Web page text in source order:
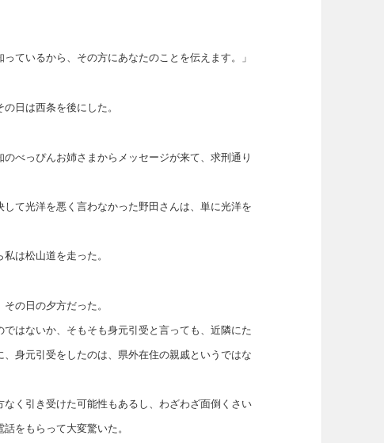
ているから、その方にあなたのことを伝えます。」
日は西条を後にした。
べっぴんお姉さまからメッセージが来て、求刑通り
て光洋を悪く言わなかった野田さんは、単に光洋を
は松山道を走った。
の日の夕方だった。
はないか、そもそも身元引受と言っても、近隣にた
身元引受をしたのは、県外在住の親戚というではな
く引き受けた可能性もあるし、わざわざ面倒くさい
をもらって大変驚いた。